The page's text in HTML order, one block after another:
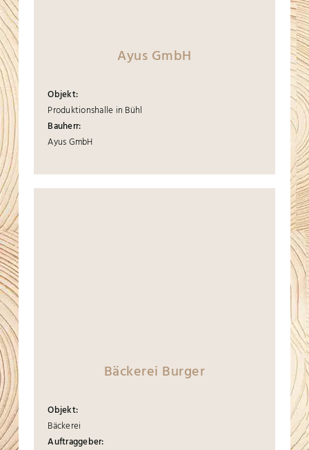
Ayus GmbH
Objekt:
Produktionshalle in Bühl
Bauherr:
Ayus GmbH
Bäckerei Burger
Objekt:
Bäckerei
Auftraggeber: